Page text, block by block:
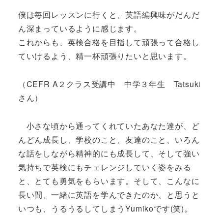
僕は毎回レッスンに行くと、英語編興味がだんだ
ん深まっているように感じます。
これからも、英検合格を目指して頑張って合格し
ていけるよう、精一杯頑張りたいと思います。
（CEFR A２クラス受講中 中学３年生 Tatsuki
さん）
小さな頃から通ってくれていたあなた達が、ど
んどん成長し、学校のこと、友達のこと、いろん
な話をしながら精神的にも成長して、そして強い
気持ちで英検にもチェレンジしていく姿をみる
と、とても勇気をもらいます。そして、こんなに
長い間、一緒に英語を学んできたのか、と思うと
いつも、うるうるしてしまうYumikoです(笑)。